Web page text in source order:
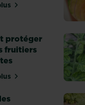
Reconnaître une
protéger
fruitiers
Comment protéger